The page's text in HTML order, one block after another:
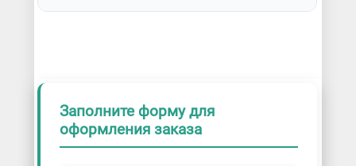
Заполните форму для
оформления заказа